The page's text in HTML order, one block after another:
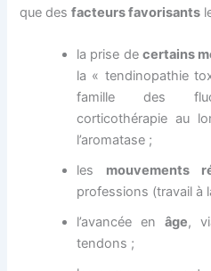
que desfacteurs favorisants
la prise de certains
la « tendinopathie
famille des
corticothérapie au
l’aromatase ;
les mouvements
professions (travail à
l’avancée enâge,
tendons ;